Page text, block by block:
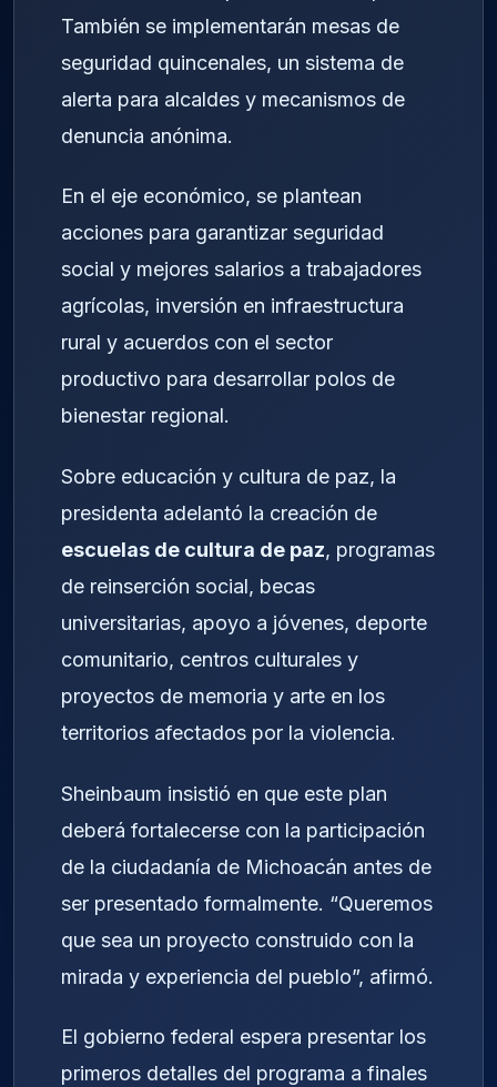
También se implementarán mesas de
seguridad quincenales, un sistema de
alerta para alcaldes y mecanismos de
denuncia anónima.
En el eje económico, se plantean
acciones para garantizar seguridad
social y mejores salarios a trabajadores
agrícolas, inversión en infraestructura
rural y acuerdos con el sector
productivo para desarrollar polos de
bienestar regional.
Sobre educación y cultura de paz, la
presidenta adelantó la creación de
escuelas de cultura de paz, programas
de reinserción social, becas
universitarias, apoyo a jóvenes, deporte
comunitario, centros culturales y
proyectos de memoria y arte en los
territorios afectados por la violencia.
Sheinbaum insistió en que este plan
deberá fortalecerse con la participación
de la ciudadanía de Michoacán antes de
ser presentado formalmente. “Queremos
que sea un proyecto construido con la
mirada y experiencia del pueblo”, afirmó.
El gobierno federal espera presentar los
primeros detalles del programa a finales